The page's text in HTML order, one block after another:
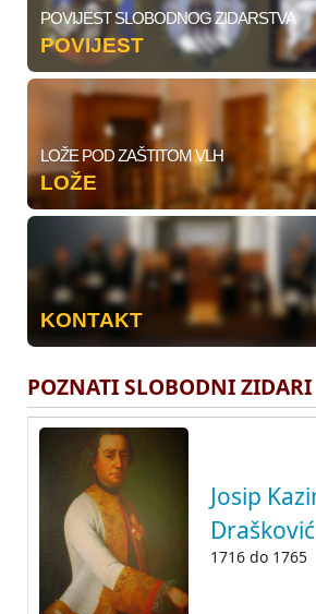
POVIJEST SLOBODNOG ZIDARSTVA
POVIJEST
LOŽE POD ZAŠTITOM VLH
LOŽE
KONTAKT
POZNATI SLOBODNI ZIDARI
Josip
Drašković
1716 do 1765